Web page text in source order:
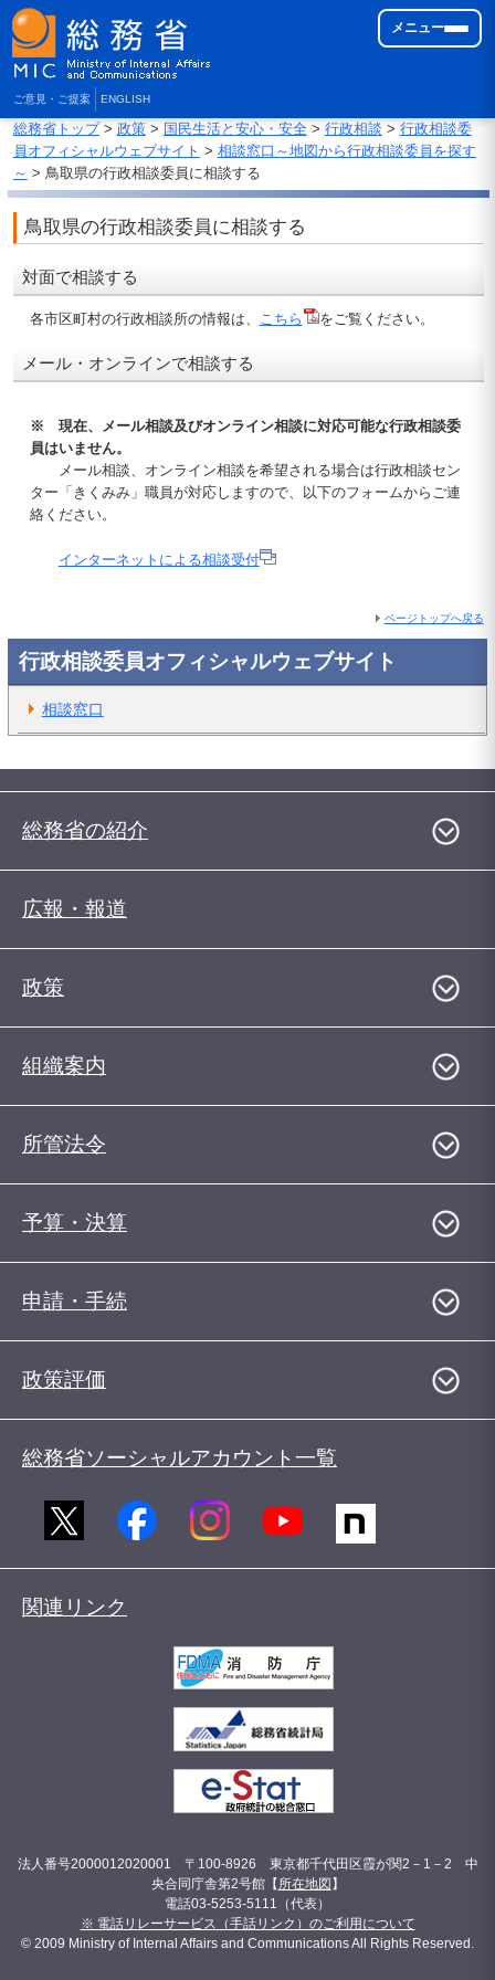
ご意見・ご提案 ENGLISH
メニュー
総務省トップ> 政策> 国民生活と安心・安全> 行政相談 > 行政相談委
員オフィシャルウェブサイト > 相談窓口～地図から行政相談委員を探す
～ > 鳥取県の行政相談委員に相談する
鳥取県の行政相談委員に相談する
対面で相談する
各市区町村の行政相談所の情報は、 こちら をご覧ください。
メール・オンラインで相談する
※ 現在、メール相談及びオンライン相談に対応可能な行政相談委
員はいません。
メール相談、オンライン相談を希望される場合は行政相談セン
ター「きくみみ」職員が対応しますので、以下のフォームからご連
絡ください。
インターネットによる相談受付
ページトップへ戻る
行政相談委員オフィシャルウェブサイト
相談窓口
総務省の紹介
広報・報道
政策
組織案内
所管法令
予算・決算
申請・手続
政策評価
総務省ソーシャルアカウント一覧
関連リンク
法人番号2000012020001 〒100-8926 東京都千代田区霞が関2－1－2 中
央合同庁舎第2号館【 所在地図 】
電話03-5253-5111（代表）
※ 電話リレーサービス（手話リンク）のご利用について
© 2009 Ministry of Internal Affairs and Communications All Rights Reserved.